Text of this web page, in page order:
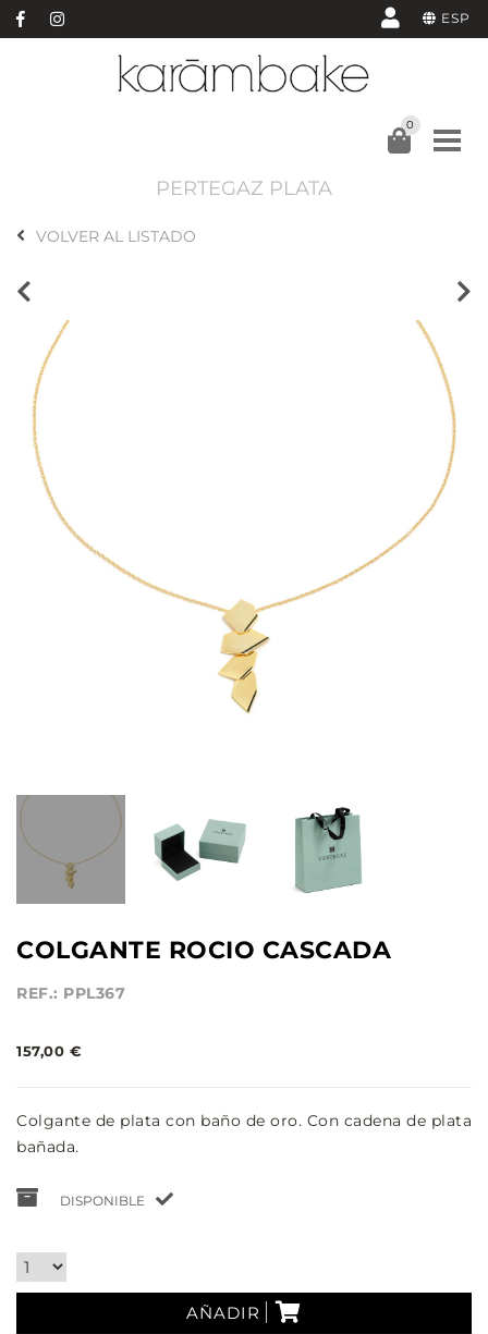
ESP
0
PERTEGAZ PLATA
VOLVER AL LISTADO
COLGANTE ROCIO CASCADA
REF.: PPL367
157,00 €
Colgante de plata con baño de oro. Con cadena de plata
bañada.
DISPONIBLE
AÑADIR